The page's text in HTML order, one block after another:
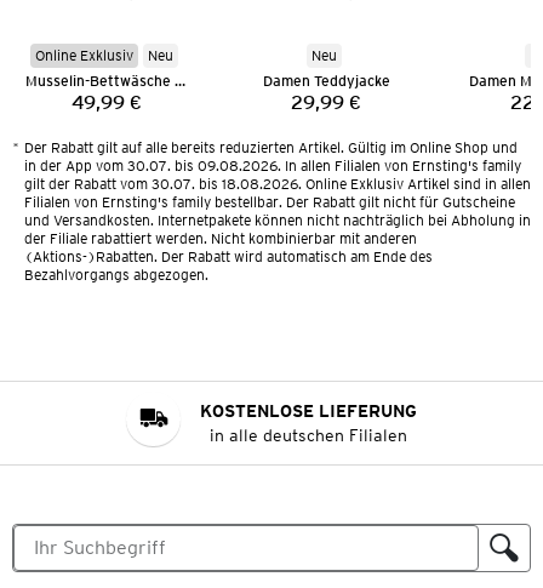
Online Exklusiv
Neu
Musselin-Bettwäsche 135 x 200 cm
Preis:
49,99 €
Neu
Damen Teddyjacke
Preis:
29,99 €
Damen
* Der Rabatt gilt auf alle bereits reduzierten Artikel. Gültig im Online Shop und
in der App vom 30.07. bis 09.08.2026. In allen Filialen von Ernsting's family
gilt der Rabatt vom 30.07. bis 18.08.2026. Online Exklusiv Artikel sind in allen
Filialen von Ernsting's family bestellbar. Der Rabatt gilt nicht für Gutscheine
und Versandkosten. Internetpakete können nicht nachträglich bei Abholung in
der Filiale rabattiert werden. Nicht kombinierbar mit anderen
(Aktions-)Rabatten. Der Rabatt wird automatisch am Ende des
Bezahlvorgangs abgezogen.
KOSTENLOSE LIEFERUNG
in alle deutschen Filialen